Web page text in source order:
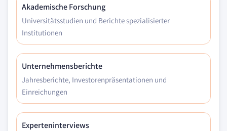
Akademische Forschung
Universitätsstudien und Berichte spezialisierter
Institutionen
Unternehmensberichte
Jahresberichte, Investorenpräsentationen und
Einreichungen
Experteninterviews